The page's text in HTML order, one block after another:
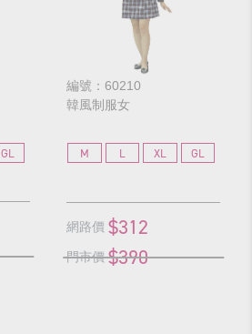
GL
編號：60210
韓風制服女
M L XL GL
網路價 $312
門市價 $390